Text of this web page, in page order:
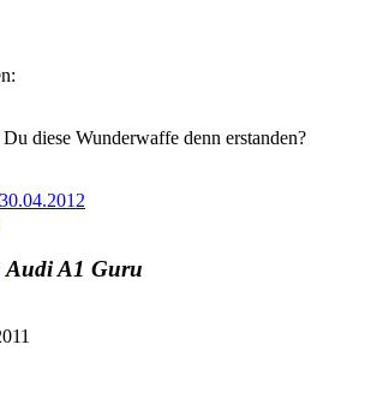
diese Wunderwaffe denn erstanden?
30.04.2012
Audi A1 Guru